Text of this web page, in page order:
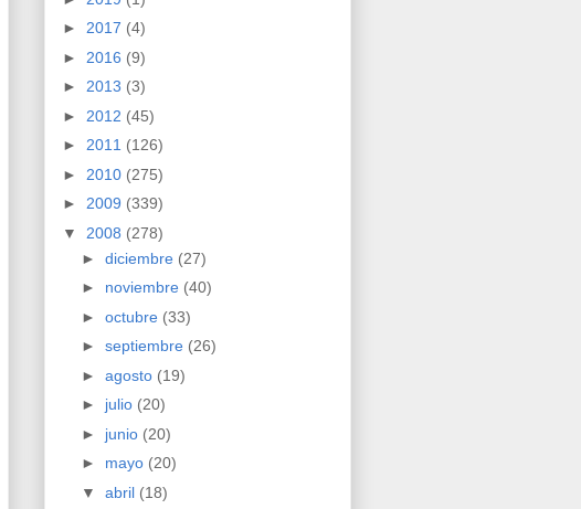
► 2017 (4)
► 2016 (9)
► 2013 (3)
► 2012 (45)
► 2011 (126)
► 2010 (275)
► 2009 (339)
▼ 2008 (278)
► diciembre (27)
► noviembre (40)
► octubre (33)
► septiembre (26)
► agosto (19)
► julio (20)
► junio (20)
► mayo (20)
▼ abril (18)